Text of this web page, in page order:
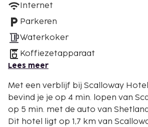
Internet
Parkeren
Waterkoker
Koffiezetapparaat
Lees meer
Met een verblijf bij Scalloway
bevind je je op 4 min. lopen van
op 5 min. met de auto van
Dit hotel ligt op 1,7 km van